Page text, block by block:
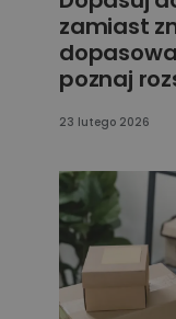
zamiast
poznaj
23 lutego 2026